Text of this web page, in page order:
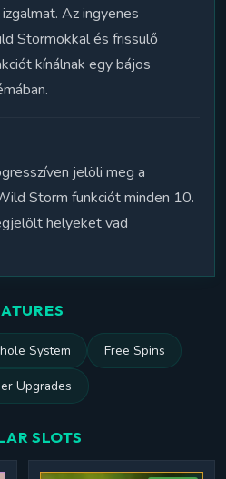
Az ingyenes
Stormokkal és frissülő
kínálnak egy bájos
jelöli meg a
Storm funkciót minden 10.
helyeket vad
System Free Spins
Upgrades
SLOTS